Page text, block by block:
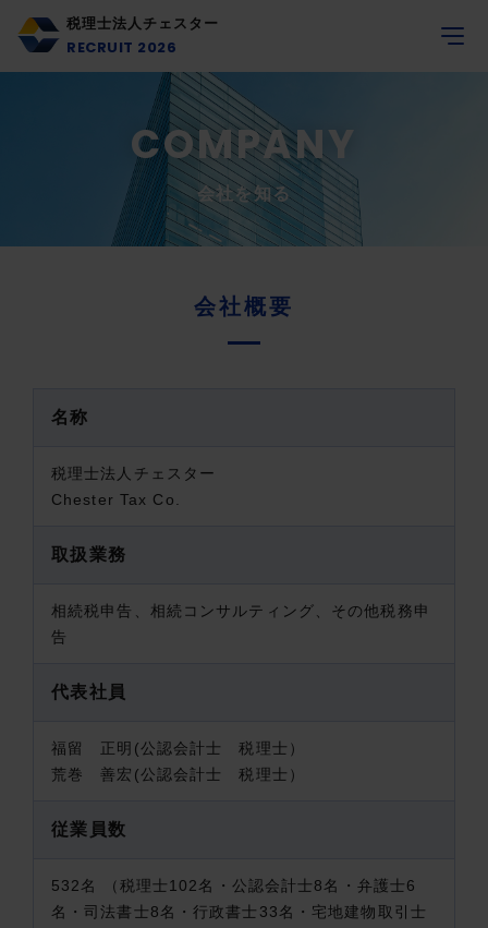
税理士法人チェスター
RECRUIT 2026
COMPANY
会社を知る
会社概要
名称
税理士法人チェスター
Chester Tax Co.
取扱業務
相続税申告、相続コンサルティング、その他税務申
告
代表社員
福留 正明(公認会計士 税理士）
荒巻 善宏(公認会計士 税理士）
従業員数
532名 （税理士102名・公認会計士8名・弁護士6
名・司法書士8名・行政書士33名・宅地建物取引士